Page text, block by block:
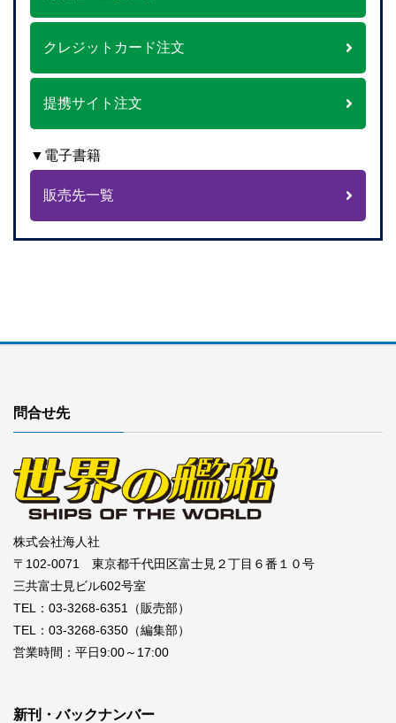
クレジットカード注文
提携サイト注文
▼電子書籍
販売先一覧
問合せ先
株式会社海人社
〒102-0071 東京都千代田区富士見２丁目６番１０号
三共富士見ビル602号室
TEL：03-3268-6351（販売部）
TEL：03-3268-6350（編集部）
営業時間：平日9:00～17:00
新刊・バックナンバー